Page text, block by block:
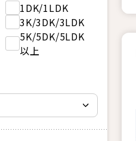
1DK/1LDK
3K/3DK/3LDK
5K/5DK/5LDK
以上